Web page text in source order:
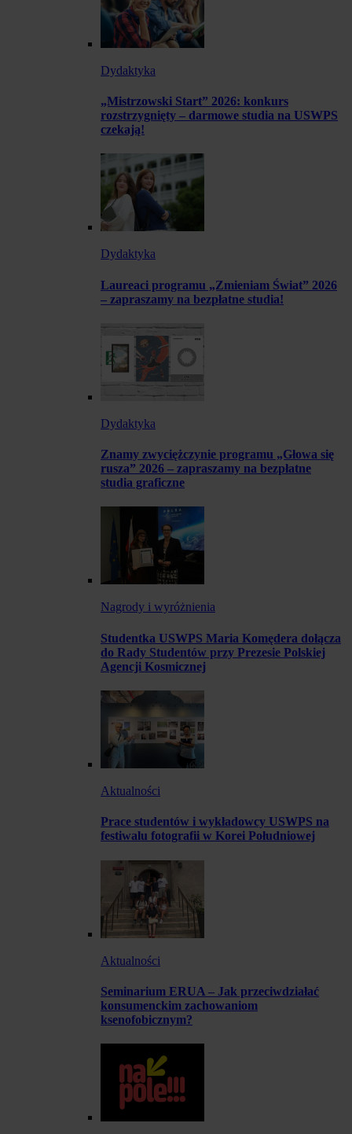
Dydaktyka
„Mistrzowski Start” 2026: konkurs
rozstrzygnięty – darmowe studia na USWPS
czekają!
Dydaktyka
Laureaci programu „Zmieniam Świat” 2026
– zapraszamy na bezpłatne studia!
Dydaktyka
Znamy zwyciężczynie programu „Głowa się
rusza” 2026 – zapraszamy na bezpłatne
studia graficzne
Nagrody i wyróżnienia
Studentka USWPS Maria Komędera dołącza
do Rady Studentów przy Prezesie Polskiej
Agencji Kosmicznej
Aktualności
Prace studentów i wykładowcy USWPS na
festiwalu fotografii w Korei Południowej
Aktualności
Seminarium ERUA – Jak przeciwdziałać
konsumenckim zachowaniom
ksenofobicznym?